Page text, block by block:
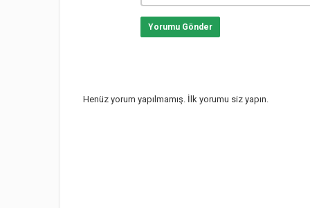
Yorumu Gönder
Henüz yorum yapılmamış. İlk yorumu siz yapın.